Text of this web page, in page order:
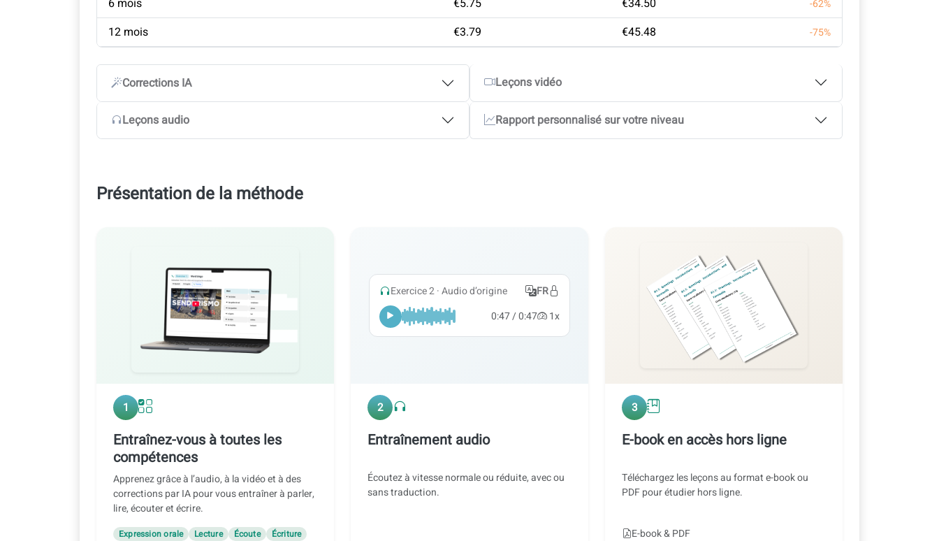
-62%
12 mois €3.79 €45.48 -75%
Corrections IA Leçons vidéo
Leçons audio Rapport personnalisé sur votre niveau
Présentation de la méthode
1
Entraînez-vous à toutes les
compétences
Apprenez grâce à l’audio, à la vidéo et à des
corrections par IA pour vous entraîner à parler,
lire, écouter et écrire.
Expression orale Lecture Écoute Écriture
Exercice 2 · Audio d’origine
FR
0:47 / 0:47
1x
2
Entraînement audio
Écoutez à vitesse normale ou réduite, avec ou
sans traduction.
3
E-book en accès hors ligne
Téléchargez les leçons au format e-book ou
PDF pour étudier hors ligne.
E-book & PDF